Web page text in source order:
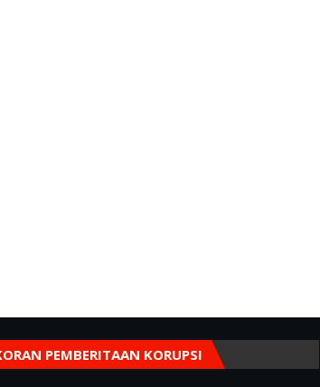
PEMBERITAAN KORUPSI